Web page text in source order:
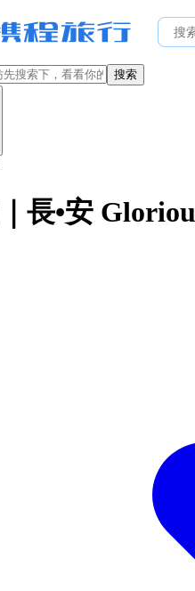
搜索
長•安